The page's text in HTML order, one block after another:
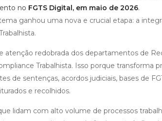
no FGTS Digital, em maio de 2026.
ganhou uma nova e crucial etapa: a
atenção redobrada dos departamentos de
Trabalhista. Isso porque transforma
de sentenças, acordos judiciais, bases de
e recolhidos.
lidam com alto volume de processos